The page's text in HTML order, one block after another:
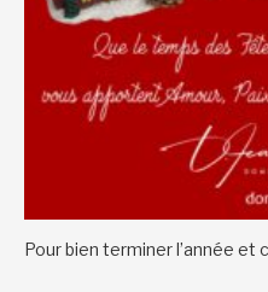
Pour bien terminer l’année et